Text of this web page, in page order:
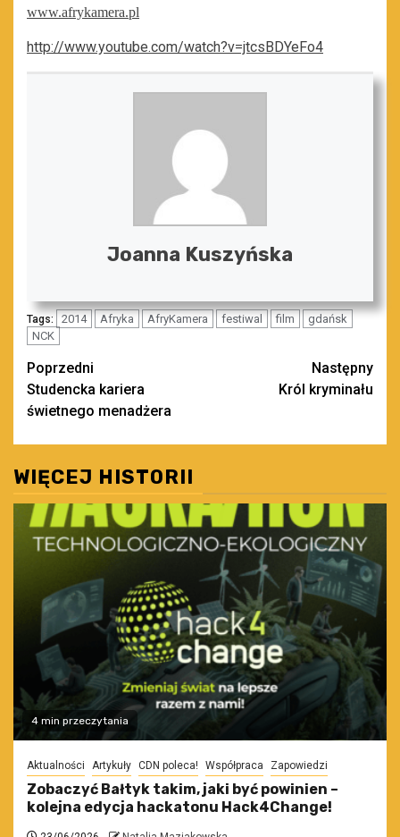
www.afrykamera.pl
http://www.youtube.com/watch?v=jtcsBDYeFo4
Joanna Kuszyńska
Tags: 2014 Afryka AfryKamera festiwal film
gdańsk
NCK
Zobacz
wpisy
Poprzedni
Studencka kariera
świetnego menadżera
Następny
Król kryminału
WIĘCEJ HISTORII
4 min przeczytania
Aktualności Artykuły CDN poleca! Współpraca Zapowiedzi
Zobaczyć Bałtyk takim, jaki być powinien –
kolejna edycja hackatonu Hack4Change!